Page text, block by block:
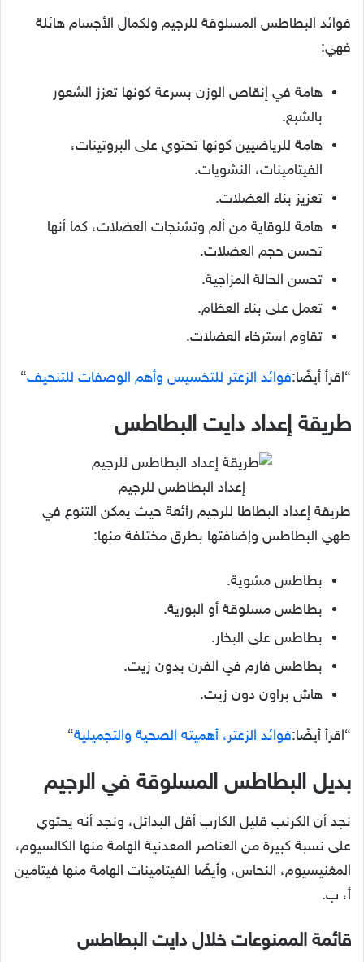
فوائد البطاطس المسلوقة للرجيم ولكمال الأجسام هائلة
فهي:
هامة في إنقاص الوزن بسرعة كونها تعزز الشعور
بالشبع.
هامة للرياضيين كونها تحتوي على البروتينات،
الفيتامينات، النشويات.
تعزيز بناء العضلات.
هامة للوقاية من ألم وتشنجات العضلات، كما أنها
تحسن حجم العضلات.
تحسن الحالة المزاجية.
تعمل على بناء العظام.
تقاوم استرخاء العضلات.
“اقرأ أيضًا:فوائد الزعتر للتخسيس وأهم الوصفات للتنحيف“
طريقة إعداد دايت البطاطس
إعداد البطاطس للرجيم
طريقة إعداد البطاطا للرجيم رائعة حيث يمكن التنوع في
طهي البطاطس وإضافتها بطرق مختلفة منها:
بطاطس مشوية.
بطاطس مسلوقة أو البورية.
بطاطس على البخار.
بطاطس فارم في الفرن بدون زيت.
هاش براون دون زيت.
“اقرأ أيضًا:فوائد الزعتر، أهميته الصحية والتجميلية“
بديل البطاطس المسلوقة في الرجيم
نجد أن الكرنب قليل الكارب أقل البدائل، ونجد أنه يحتوي
على نسبة كبيرة من العناصر المعدنية الهامة منها الكالسيوم،
المغنيسيوم، النحاس، وأيضًا الفيتامينات الهامة منها فيتامين
أ، ب.
قائمة الممنوعات خلال دايت البطاطس